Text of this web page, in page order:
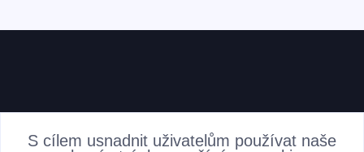
AKTUALITY
S cílem usnadnit uživatelům používat naše